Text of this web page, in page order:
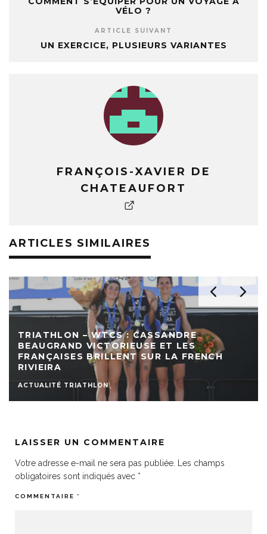
VÉLO ?
ARTICLE SUIVANT
UN EXERCICE, PLUSIEURS VARIANTES
FRANÇOIS-XAVIER DE
CHATEAUFORT
ARTICLES SIMILAIRES
TRIATHLON – WTCS : CASSANDRE
BEAUGRAND VICTORIEUSE ET LES
FRANÇAISES BRILLENT SUR LA FRENCH
RIVIEIRA
ACTUALITÉ TRIATHLON
LAISSER UN COMMENTAIRE
Votre adresse e-mail ne sera pas publiée.
Les champs
obligatoires sont indiqués avec *
COMMENTAIRE *